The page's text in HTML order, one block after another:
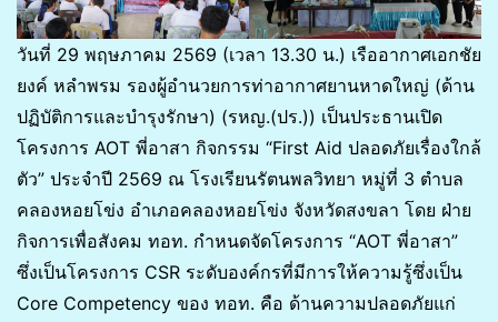
วันที่ 29 พฤษภาคม 2569 (เวลา 13.30 น.) เรืออากาศเอกชัย
ยงค์ หลำพรม รองผู้อำนวยการท่าอากาศยานหาดใหญ่ (ด้าน
ปฏิบัติการและบำรุงรักษา) (รหญ.(ปร.)) เป็นประธานเปิด
โครงการ AOT พี่อาสา กิจกรรม “First Aid ปลอดภัยเรื่องใกล้
ตัว” ประจำปี 2569 ณ โรงเรียนรัตนพลวิทยา หมู่ที่ 3 ตำบล
คลองหอยโข่ง อำเภอคลองหอยโข่ง จังหวัดสงขลา โดย ฝ่าย
กิจการเพื่อสังคม ทอท. กำหนดจัดโครงการ “AOT พี่อาสา”
ซึ่งเป็นโครงการ CSR ระดับองค์กรที่มีการให้ความรู้ซึ่งเป็น
Core Competency ของ ทอท. คือ ด้านความปลอดภัยแก่